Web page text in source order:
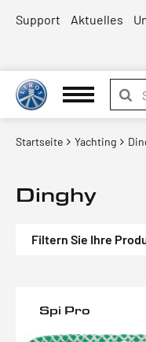
Support Aktuelles
Startseite Yachting
Dinghy
Filtern Sie Ihre
Spi Pro